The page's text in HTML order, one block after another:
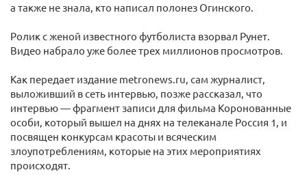
а также не знала, кто написал полонез Огинского.
Ролик с женой известного футболиста взорвал Рунет.
Видео набрало уже более трех миллионов просмотров.
Как передает издание metronews.ru, сам журналист,
выложивший в cеть интервью, позже рассказал, что
интервью — фрагмент записи для фильма Коронованные
особи, который вышел на днях на телеканале Россия 1, и
посвящен конкурсам красоты и всяческим
злоупотреблениям, которые на этих мероприятиях
происходят.